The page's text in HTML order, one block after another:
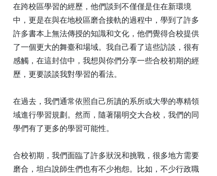
在跨校區學習的經歷，他們談到不僅僅是住在新環境
中，更是在與在地校區磨合接軌的過程中，學到了許多
許多書本上無法傳授的知識和文化，他們覺得合校提供
了一個更大的舞臺和場域。我自己看了這些訪談，很有
感觸，在這封信中，我想與你們分享一些合校初期的經
歷，更要談談我對學習的看法。
在過去，我們通常依照自己所讀的系所或大學的專精領
域進行學習規劃。然而，隨著陽明交大合校，我們的同
學們有了更多的學習可能性。
合校初期，我們面臨了許多狀況和挑戰，很多地方需要
磨合，坦白說師生們也有不少抱怨。比如，不少行政職